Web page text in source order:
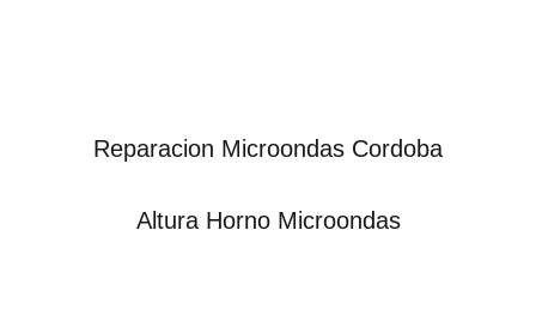
Reparacion Microondas Cordoba
Altura Horno Microondas